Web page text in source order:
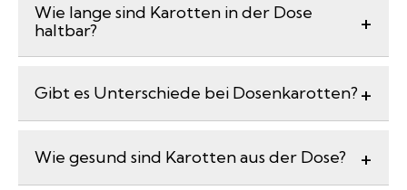
Wie lange sind Karotten in der Dose
haltbar?
Gibt es Unterschiede bei Dosenkarotten?
Wie gesund sind Karotten aus der Dose?